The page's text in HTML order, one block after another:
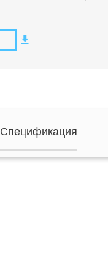
Спецификация